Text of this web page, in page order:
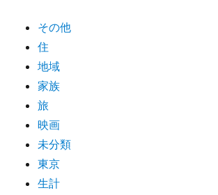
その他
住
地域
家族
旅
映画
未分類
東京
生計